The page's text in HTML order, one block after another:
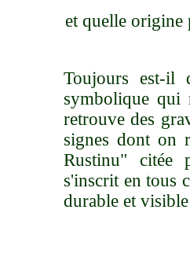
et quelle origine
Toujours est-il
symbolique qui
retrouve des
signes dont on
Rustinu" citée
s'inscrit en tous
durable et